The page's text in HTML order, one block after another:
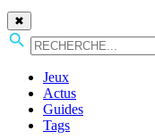
✖
Jeux
Actus
Guides
Tags